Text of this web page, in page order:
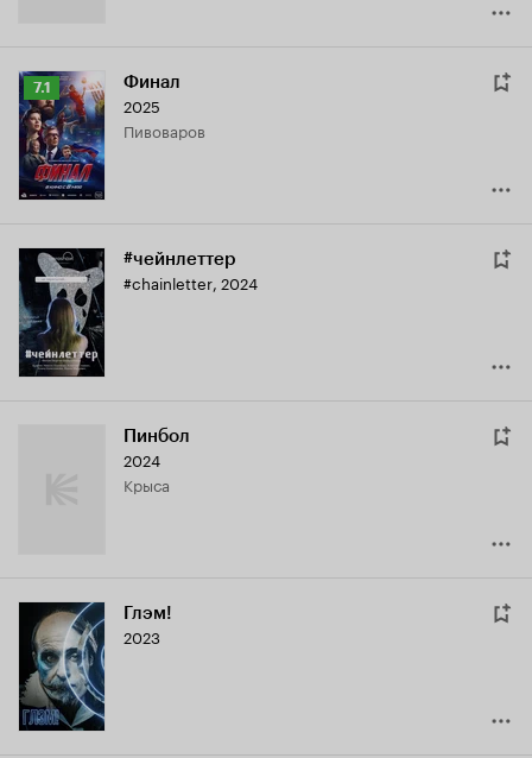
Рейтинг
Кинопоиска
7.1
7.1 Финал
2025
Пивоваров
#чейнлеттер
#chainletter, 2024
Пинбол
2024
Крыса
Глэм!
2023